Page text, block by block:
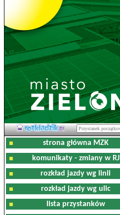
strona główna MZK
komunikaty - zmiany w RJ
rozkład jazdy wg linii
rozkład jazdy wg ulic
lista przystanków